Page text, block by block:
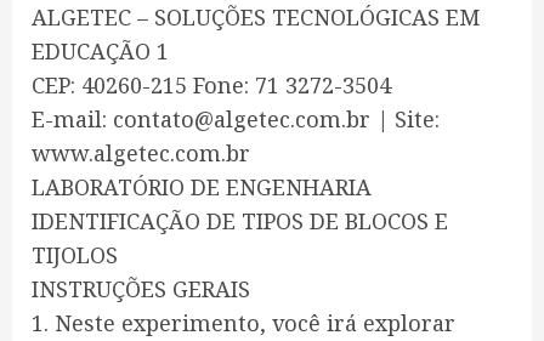
ALGETEC – SOLUÇÕES TECNOLÓGICAS EM
EDUCAÇÃO 1
CEP: 40260-215 Fone: 71 3272-3504
E-mail: contato@algetec.com.br | Site:
www.algetec.com.br
LABORATÓRIO DE ENGENHARIA
IDENTIFICAÇÃO DE TIPOS DE BLOCOS E
TIJOLOS
INSTRUÇÕES GERAIS
1. Neste experimento, você irá explorar